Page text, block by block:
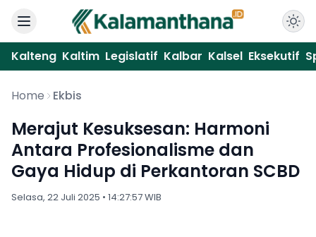
Kalteng Kaltim Legislatif Kalbar Kalsel Eksekutif
Home Ekbis
Merajut Kesuksesan: Harmoni
Antara Profesionalisme dan
Gaya Hidup di Perkantoran SCBD
Selasa, 22 Juli 2025 • 14:27:57 WIB